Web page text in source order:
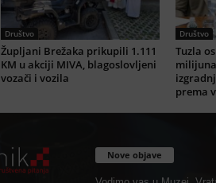
Društvo
Župljani Brežaka prikupili 1.111
KM u akciji MIVA, blagoslovljeni
vozači i vozila
Društvo
Tuzla
prema
Nove objave